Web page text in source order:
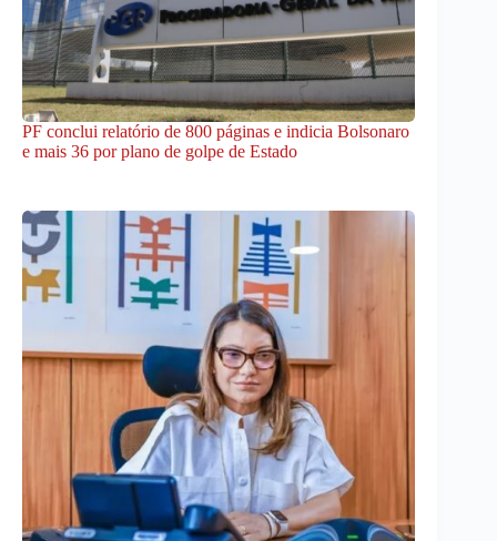
PF conclui relatório de 800 páginas e indicia Bolsonaro
e mais 36 por plano de golpe de Estado